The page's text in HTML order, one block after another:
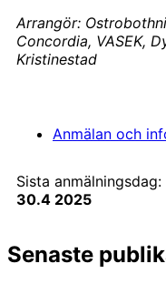
Arrangör:
Concordia, VASEK,
Kristinestad
Anmälan och
Sista anmälningsdag:
30.4 2025
Senaste